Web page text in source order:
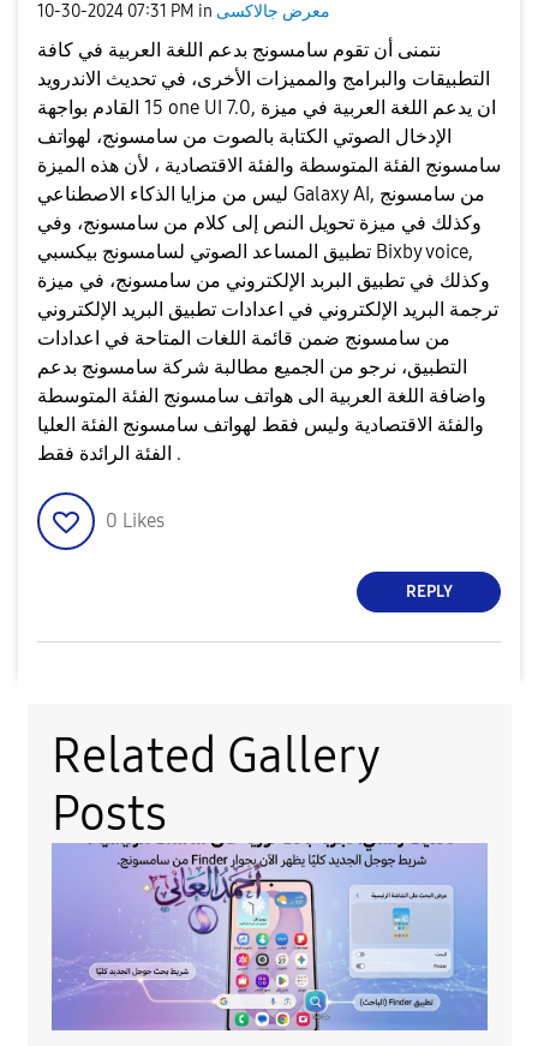
‎10-30-2024 07:31 PM in معرض جالاكسى
نتمنى أن تقوم سامسونج بدعم اللغة العربية في كافة
التطبيقات والبرامج والمميزات الأخرى، في تحديث الاندرويد
15 القادم بواجهة one UI 7.0, ان يدعم اللغة العربية في ميزة
الإدخال الصوتي الكتابة بالصوت من سامسونج، لهواتف
سامسونج الفئة المتوسطة والفئة الاقتصادية ، لأن هذه الميزة
ليس من مزايا الذكاء الاصطناعي Galaxy AI, من سامسونج
وكذلك في ميزة تحويل النص إلى كلام من سامسونج، وفي
تطبيق المساعد الصوتي لسامسونج بيكسبي Bixby voice,
وكذلك في تطبيق البربد الإلكتروني من سامسونج، في ميزة
ترجمة البريد الإلكتروني في اعدادات تطبيق البريد الإلكتروني
من سامسونج ضمن قائمة اللغات المتاحة في اعدادات
التطبيق، نرجو من الجميع مطالبة شركة سامسونج بدعم
واضافة اللغة العربية الى هواتف سامسونج الفئة المتوسطة
والفئة الاقتصادية وليس فقط لهواتف سامسونج الفئة العليا
الفئة الرائدة فقط .
0 Likes
REPLY
Related Gallery
Posts